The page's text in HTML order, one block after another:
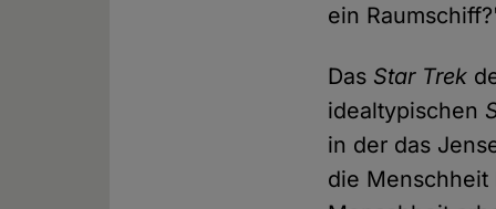
ein
Das Star Trek
idealtypischen
in der das
die Menschheit